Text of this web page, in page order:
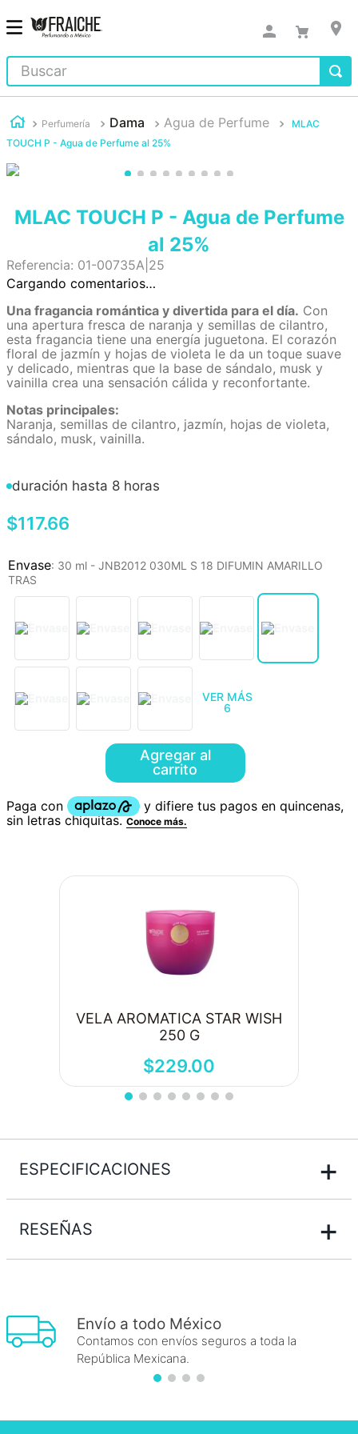
Buscar
Perfumería Dama Agua de Perfume
MLAC
TOUCH P - Agua de Perfume al 25%
MLAC TOUCH P - Agua de Perfume
al 25%
Referencia: 01-00735A|25
Cargando comentarios…
Una fragancia romántica y divertida para el día. Con
una apertura fresca de naranja y semillas de cilantro,
esta fragancia tiene una energía juguetona. El corazón
floral de jazmín y hojas de violeta le da un toque suave
y delicado, mientras que la base de sándalo, musk y
vainilla crea una sensación cálida y reconfortante.
Notas principales:
Naranja, semillas de cilantro, jazmín, hojas de violeta,
sándalo, musk, vainilla.
duración hasta 8 horas
$117.66
: 30 ml - JNB2012 030ML S 18 DIFUMIN AMARILLO
TRAS
VER MÁS
6
Agregar al
carrito
VELA AROMATICA STAR WISH
250 G
$229.00
ESPECIFICACIONES +
RESEÑAS +
Envío a todo México
Contamos con envíos seguros a toda la
República Mexicana.